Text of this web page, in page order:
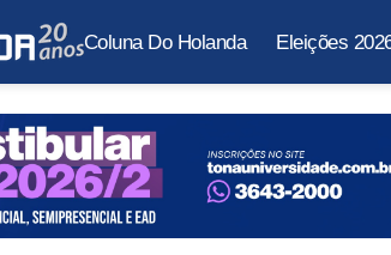
Coluna Do Holanda Eleições